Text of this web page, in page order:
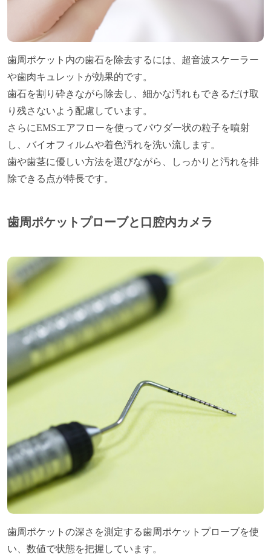
歯周ポケット内の歯石を除去するには、超音波スケーラー
や歯肉キュレットが効果的です。
歯石を割り砕きながら除去し、細かな汚れもできるだけ取
り残さないよう配慮しています。
さらにEMSエアフローを使ってパウダー状の粒子を噴射
し、バイオフィルムや着色汚れを洗い流します。
歯や歯茎に優しい方法を選びながら、しっかりと汚れを排
除できる点が特長です。
歯周ポケットプローブと口腔内カメラ
歯周ポケットの深さを測定する歯周ポケットプローブを使
い、数値で状態を把握しています。